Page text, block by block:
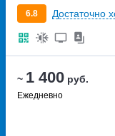
~ 1 400 руб.
Ежедневно
6.8 Достаточно